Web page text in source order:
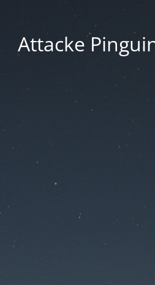
Attacke